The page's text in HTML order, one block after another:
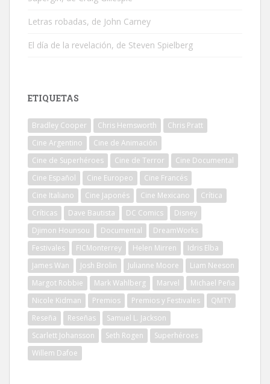
Letras robadas, de John Carney
El día de la revelación, de Steven Spielberg
ETIQUETAS
Bradley Cooper Chris Hemsworth
Chris Pratt
Cine Argentino
Cine de Animación
Cine de Superhéroes
Cine de Terror
Cine Documental
Cine Español
Cine Europeo
Cine Francés
Cine Italiano
Cine Japonés Cine Mexicano
Crítica
Críticas
Dave Bautista DC Comics
Disney
Djimon Hounsou
Documental
DreamWorks
Festivales
FICMonterrey Helen Mirren
Idris Elba
James Wan
Josh Brolin Julianne Moore
Liam Neeson
Margot Robbie
Mark Wahlberg Marvel
Michael Peña
Nicole Kidman
Premios Premios y Festivales
QMTY
Reseña
Reseñas
Samuel L. Jackson
Scarlett Johansson
Seth Rogen
Superhéroes
Willem Dafoe